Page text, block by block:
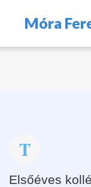
Móra
Elsőéves